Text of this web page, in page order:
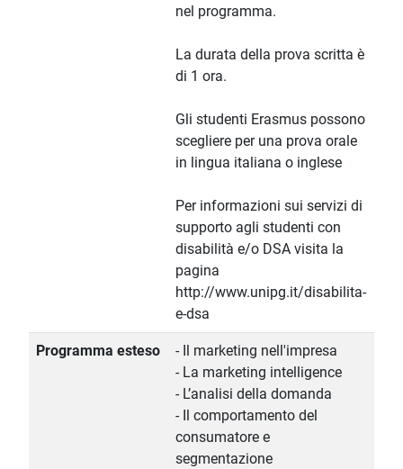
nel programma.
La durata della prova scritta è
di 1 ora.
Gli studenti Erasmus possono
scegliere per una prova orale
in lingua italiana o inglese
Per informazioni sui servizi di
supporto agli studenti con
disabilità e/o DSA visita la
pagina
http://www.unipg.it/disabilita-
e-dsa
Programma esteso
- Il marketing nell'impresa
- La marketing intelligence
- L’analisi della domanda
- Il comportamento del
consumatore e
segmentazione